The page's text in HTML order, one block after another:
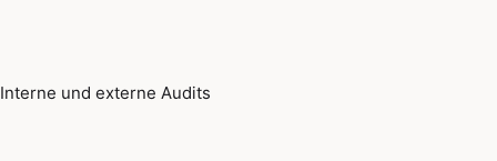
Interne und externe Audits